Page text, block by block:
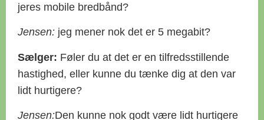
jeres mobile bredbånd?
Jensen: jeg mener nok det er 5 megabit?
Sælger: Føler du at det er en tilfredsstillende
hastighed, eller kunne du tænke dig at den var
lidt hurtigere?
Jensen:Den kunne nok godt være lidt hurtigere